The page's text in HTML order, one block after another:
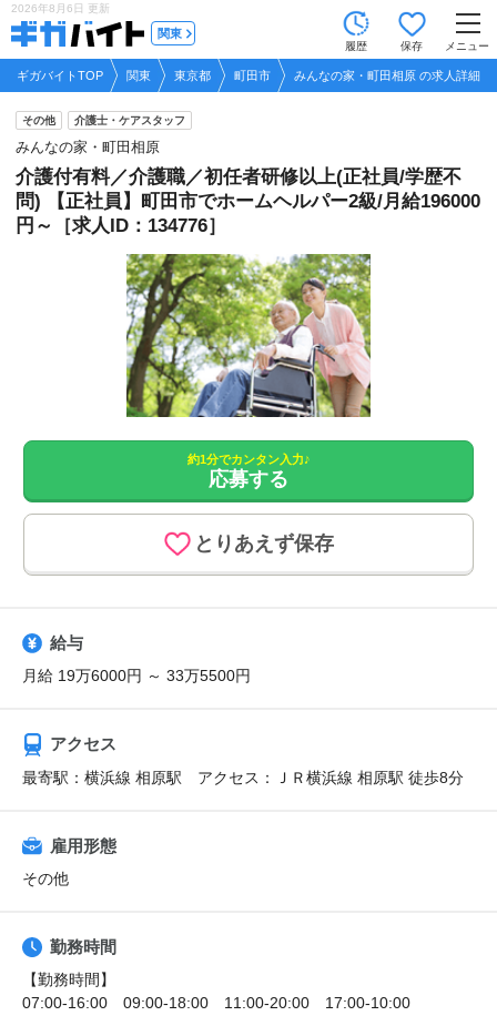
2026年8月6日 更新
関東
履歴 保存 メニュー
ギガバイトTOP 関東 東京都 町田市 みんなの家・町田相原 の求人詳細
その他 介護士・ケアスタッフ
みんなの家・町田相原
介護付有料／介護職／初任者研修以上(正社員/学歴不
問) 【正社員】町田市でホームヘルパー2級/月給196000
円～［求人ID：134776］
約1分でカンタン入力♪
応募する
とりあえず保存
給与
月給 19万6000円 ～ 33万5500円
アクセス
最寄駅：横浜線 相原駅 アクセス：ＪＲ横浜線 相原駅 徒歩8分
雇用形態
その他
勤務時間
【勤務時間】
07:00-16:00 09:00-18:00 11:00-20:00 17:00-10:00